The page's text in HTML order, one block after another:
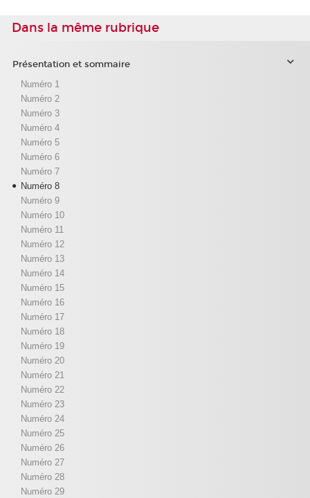
Dans la même rubrique
Présentation et sommaire
Numéro 1
Numéro 2
Numéro 3
Numéro 4
Numéro 5
Numéro 6
Numéro 7
Numéro 8
Numéro 9
Numéro 10
Numéro 11
Numéro 12
Numéro 13
Numéro 14
Numéro 15
Numéro 16
Numéro 17
Numéro 18
Numéro 19
Numéro 20
Numéro 21
Numéro 22
Numéro 23
Numéro 24
Numéro 25
Numéro 26
Numéro 27
Numéro 28
Numéro 29